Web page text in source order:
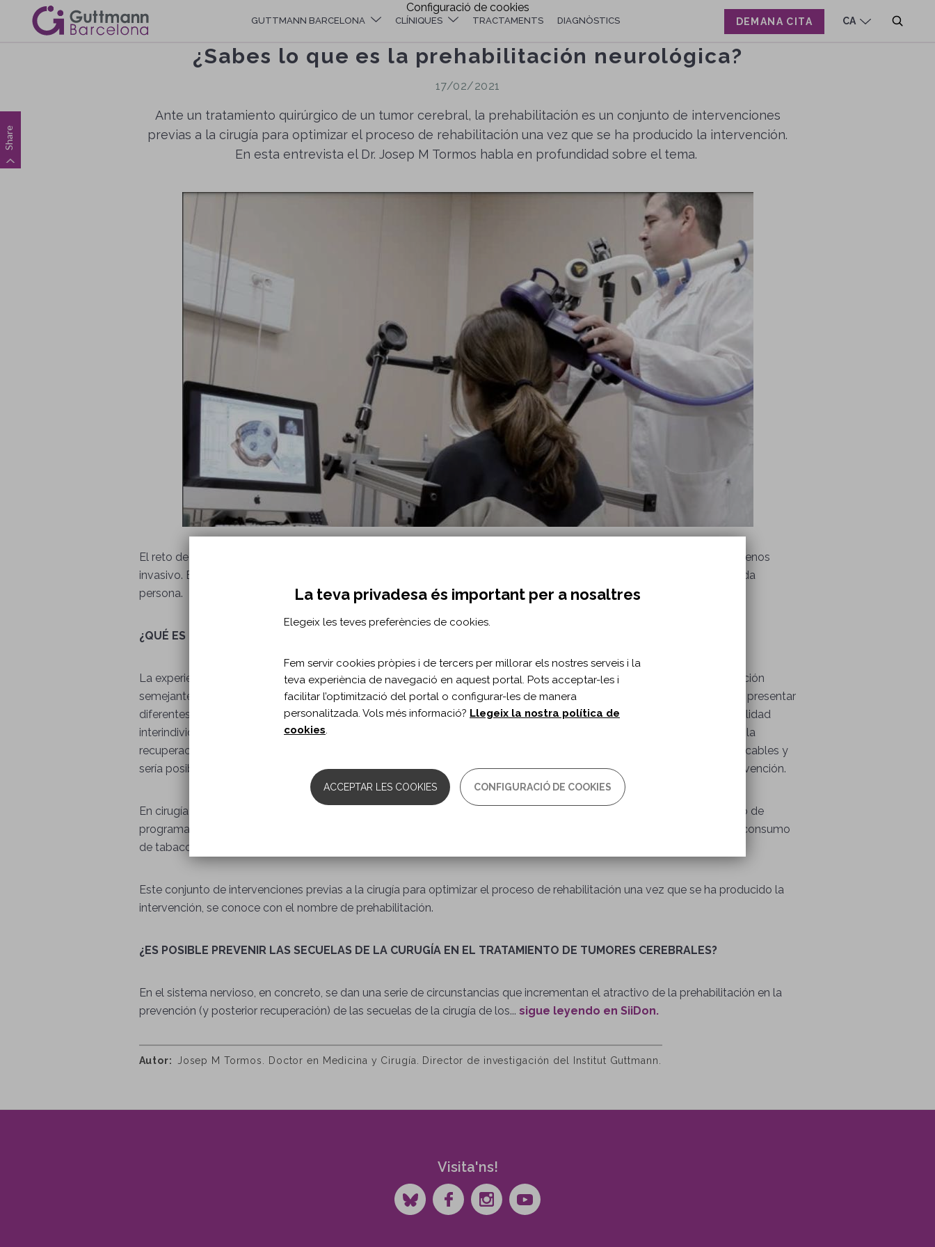
contingut
Navegació
principal
GUTTMANN BARCELONA CLÍNIQUES TRACTAMENTS DIAGNÒSTICS CA
DEMANA CITA
¿Sabes lo que es la prehabilitación neurológica?
17/02/2021
Ante un tratamiento quirúrgico de un tumor cerebral, la prehabilitación es un conjunto de intervenciones
previas a la cirugía para optimizar el proceso de rehabilitación una vez que se ha producido la intervención.
En esta entrevista el Dr. Josep M Tormos habla en profundidad sobre el tema.
El reto de la cirugía del siglo XXI es mejorar la precisión en la lesión quirúrgica o desarrollar procedimientos cada vez menos
invasivo. El reto actual se centra en actuar antes de la intervención para optimizar la capacidad de recuperación de cada
persona.
¿QUÉ ES LA PREHABILITACIÓN?
La experiencia clínica nos muestra continuamente que pacientes con una misma enfermedad, con un grado de afectación
semejante, que son sometidos a un mismo proceso quirúrgico y reciben los mismos cuidados posoperatorios, pueden presentar
diferentes complicaciones e, incluso, evolucionar de forma distinta. La explicación a este fenómeno reside en la variabilidad
interindividual entre pacientes respecto a la presencia de factores que podrían actuar de protectores o promotores de la
recuperación y otros factores que podrían dificultarla. Lo más interesante es que muchos de estos factores son modificables y
sería posible, en teoría, desarrollar programas personalizados para optimizarlos previamente a la realización de la intervención.
En cirugía digestiva, cardiaca y respiratoria (entre otras disciplinas), existen numerosos estudios que reflejan el beneficio de
programas de acondicionamiento físico (mejoría de la capacidad aeróbica), la reducción del sobrepeso, abandonar el consumo
de tabaco o alcohol y el entrenamiento en técnicas de relajación y gestión del estrés que supone la intervención.
Este conjunto de intervenciones previas a la cirugía para optimizar el proceso de rehabilitación una vez que se ha producido la
intervención, se conoce con el nombre de prehabilitación.
¿ES POSIBLE PREVENIR LAS SECUELAS DE LA CURUGÍA EN EL TRATAMIENTO DE TUMORES CEREBRALES?
En el sistema nervioso, en concreto, se dan una serie de circunstancias que incrementan el atractivo de la prehabilitación en la
prevención (y posterior recuperación) de las secuelas de la cirugía de los... sigue leyendo en SiiDon.
Autor Josep M Tormos. Doctor en Medicina y Cirugía. Director de investigación del Institut Guttmann.
Share
Visita'ns!
Configuració de cookies
La teva privadesa és important per a nosaltres
Elegeix les teves preferències de cookies.
Fem servir cookies pròpies i de tercers per millorar els nostres serveis i la
teva experiència de navegació en aquest portal. Pots acceptar-les i
facilitar l’optimització del portal o configurar-les de manera
personalitzada. Vols més informació? Llegeix la nostra política de
cookies.
ACCEPTAR LES COOKIES CONFIGURACIÓ DE COOKIES